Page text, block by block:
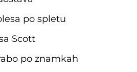
po spletu
Scott
po znamkah